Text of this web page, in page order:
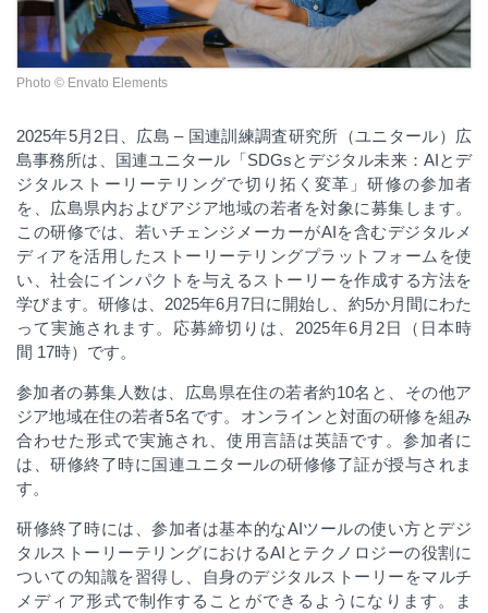
Photo © Envato Elements
2025年5月 2日、広島 – 国連訓練調査研究所（ユニタール）広
島事務所は、国連ユニタール「SDGsとデジタル未来： AIとデ
ジタルストーリーテリングで切り拓く変革」研修の参加者
を、広島県内およびアジア地域の若者を対象に募集します。
この研修では、若いチェンジメーカーがAIを含むデジタルメ
ディアを活用したストーリーテリングプラットフォームを使
い、社会にインパクトを与えるストーリーを作成する方法を
学びます。研修は、 2025年6月7日に開始し、約5か月間にわた
って実施されます。応募締切りは、 2025年6月2日（日本時
間 17時）です。
参加者の募集人数は、広島県在住の若者約10名と、その他ア
ジア地域在住の若者5名です。オンラインと対面の研修を組み
合わせた形式で実施され、使用言語は英語です。参加者に
は、研修終了時に国連ユニタールの研修修了証が授与されま
す。
研修終了時には、参加者は基本的なAIツールの使い方とデジ
タルストーリーテリングにおけるAI とテクノロジーの役割に
ついての知識を習得し、自身のデジタルストーリーをマルチ
メディア形式で制作することができるようになります。ま